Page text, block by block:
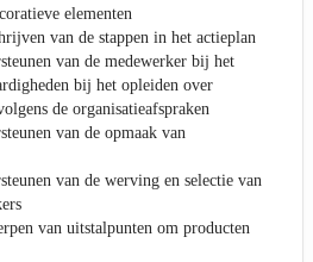
elementen
van de stappen in het actieplan
van de medewerker bij het
bij het opleiden over
de organisatieafspraken
van de opmaak van
van de werving en selectie van
van uitstalpunten om producten